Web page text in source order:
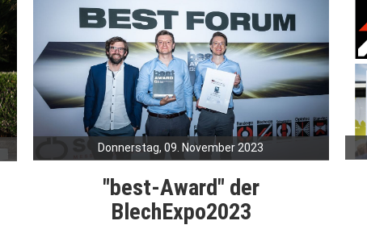
Donnerstag, 09. November 2023
"best-Award" der
BlechExpo2023